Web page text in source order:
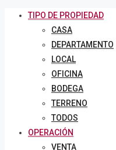
TIPO DE PROPIEDAD
CASA
DEPARTAMENTO
LOCAL
OFICINA
BODEGA
TERRENO
TODOS
OPERACIÓN
VENTA